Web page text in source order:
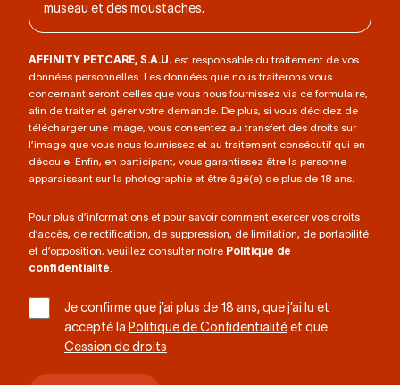
museau et des moustaches.
AFFINITY PETCARE, S.A.U. est responsable du traitement de vos
données personnelles. Les données que nous traiterons vous
concernant seront celles que vous nous fournissez via ce formulaire,
afin de traiter et gérer votre demande. De plus, si vous décidez de
télécharger une image, vous consentez au transfert des droits sur
l’image que vous nous fournissez et au traitement consécutif qui en
découle. Enfin, en participant, vous garantissez être la personne
apparaissant sur la photographie et être âgé(e) de plus de 18 ans.
Pour plus d’informations et pour savoir comment exercer vos droits
d’accès, de rectification, de suppression, de limitation, de portabilité
et d’opposition, veuillez consulter notre Politique de
confidentialité
Je confirme que j’ai plus de 18 ans, que j’ai lu et
accepté la Politique de Confidentialitéet que
Cession de droits